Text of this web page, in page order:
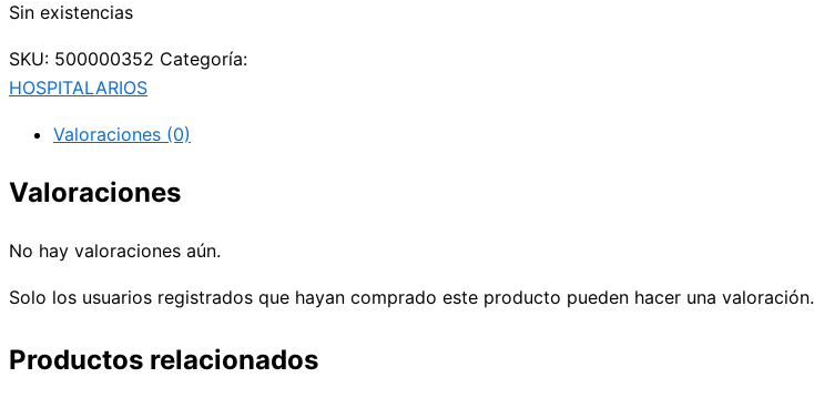
Sin existencias
SKU: 500000352 Categoría:
HOSPITALARIOS
Valoraciones (0)
Valoraciones
No hay valoraciones aún.
Solo los usuarios registrados que hayan comprado este producto pueden hacer una valoración.
Productos relacionados